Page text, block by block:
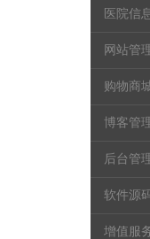
医院信
网站管
购物商
博客管
后台管
软件源
增值服